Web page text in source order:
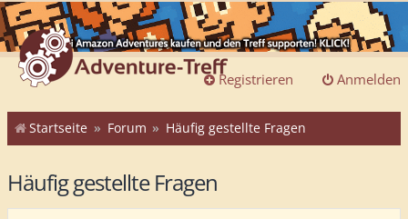
Anmelden
Registrieren
Startseite Forum Häufig gestellte Fragen
Häufig gestellte Fragen